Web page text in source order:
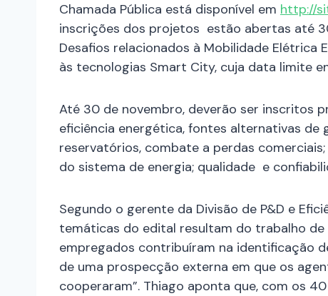
Chamada Pública está disponível em http://
inscrições dos projetos estão abertas até
Desafios relacionados à Mobilidade Elétrica
às tecnologias Smart City, cuja data limite
Até 30 de novembro, deverão ser inscritos
eficiência energética, fontes alternativas de
reservatórios, combate a perdas
do sistema de energia; qualidade e
Segundo o gerente da Divisão de P&D e
temáticas do edital resultam do trabalho
empregados contribuíram na identificação
de uma prospecção externa em que os
cooperaram”. Thiago aponta que, com os